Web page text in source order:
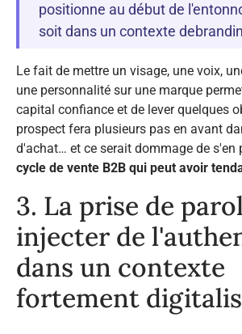
positionne au début de
soit dans un contexte
Le fait de mettre un visage, une voix,
une personnalité sur une marque
capital confiance et de lever quelques
prospect fera plusieurs pas en avant
d'achat… et ce serait dommage de s'en
cycle de vente B2B qui peut avoir
3. La prise de
injecter de
dans un contexte
fortement